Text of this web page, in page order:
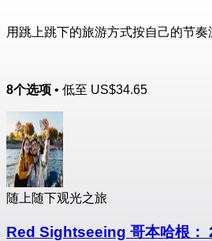
用跳上跳下的旅游方式按自己的节奏
8个选项 • 低至 US$34.65
随上随下观光之旅
Red Sightseeing 哥本哈根：